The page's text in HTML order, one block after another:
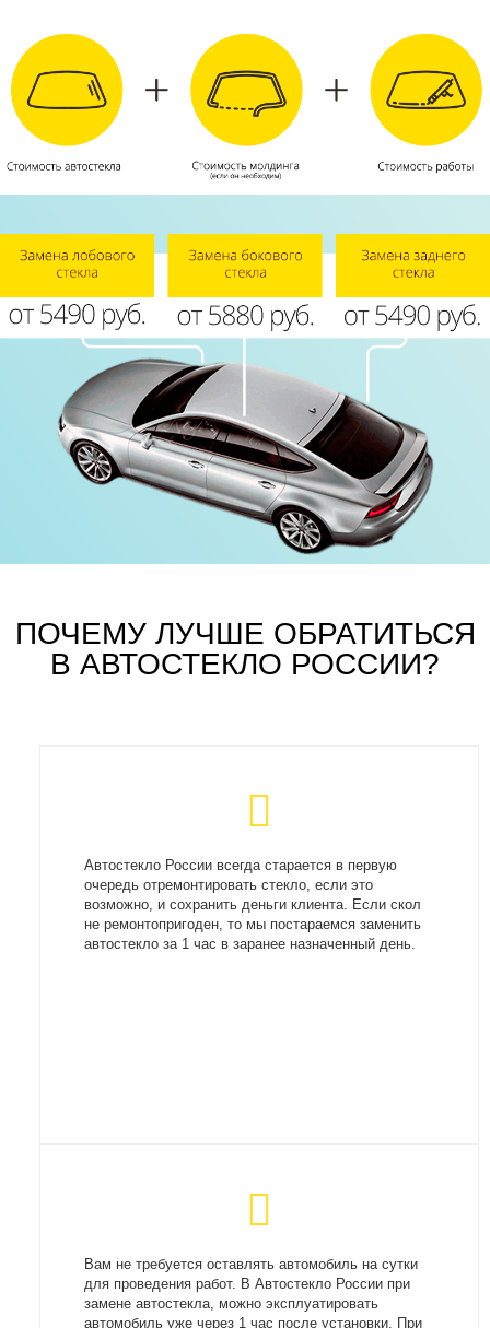
ПОЧЕМУ ЛУЧШЕ ОБРАТИТЬСЯ
В АВТОСТЕКЛО РОССИИ?
Автостекло России всегда старается в первую
очередь отремонтировать стекло, если это
возможно, и сохранить деньги клиента. Если скол
не ремонтопригоден, то мы постараемся заменить
автостекло за 1 час в заранее назначенный день.
Вам не требуется оставлять автомобиль на сутки
для проведения работ. В Автостекло России при
замене автостекла, можно эксплуатировать
автомобиль уже через 1 час после установки. При